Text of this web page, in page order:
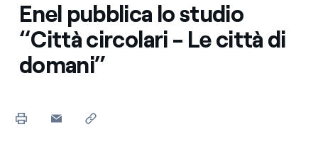
Enel pubblica lo studio
“Città circolari - Le città di
domani”